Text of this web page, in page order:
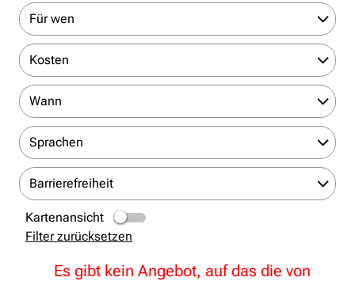
Für wen
Kosten
Wann
Sprachen
Barrierefreiheit
Kartenansicht
Filter zurücksetzen
Es gibt kein Angebot, auf das die von